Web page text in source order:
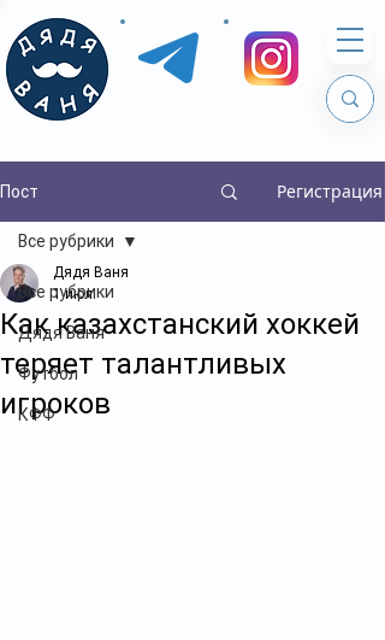
Пост Регистрация
Все рубрики
Дядя Ваня
Футбол
КФФ
Все рубрики
Как казахстанский хоккей
теряет талантливых
игроков
Дядя Ваня
1 июл.